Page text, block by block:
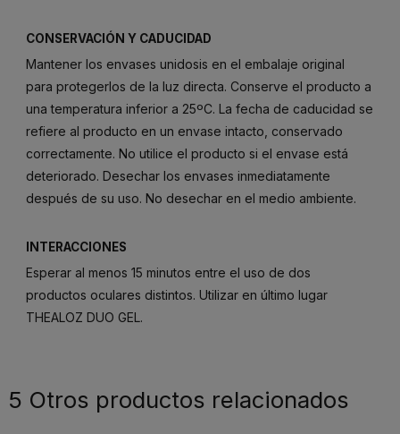
CONSERVACIÓN Y CADUCIDAD
Mantener los envases unidosis en el embalaje original
para protegerlos de la luz directa. Conserve el producto a
una temperatura inferior a 25ºC. La fecha de caducidad se
refiere al producto en un envase intacto, conservado
correctamente. No utilice el producto si el envase está
deteriorado. Desechar los envases inmediatamente
después de su uso. No desechar en el medio ambiente.
INTERACCIONES
Esperar al menos 15 minutos entre el uso de dos
productos oculares distintos. Utilizar en último lugar
THEALOZ DUO GEL.
5 Otros productos relacionados